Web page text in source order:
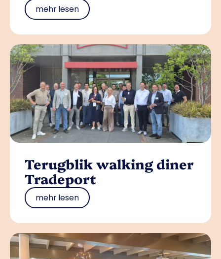
mehr lesen
Terugblik walking diner
Tradeport
mehr lesen